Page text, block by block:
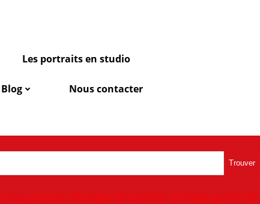
Les portraits en studio
Blog Nous contacter
Trouver
vous proposer,développer & numériser une large gamme de